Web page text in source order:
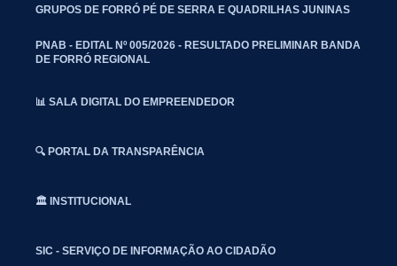
GRUPOS DE FORRÓ PÉ DE SERRA E QUADRILHAS JUNINAS
PNAB - EDITAL Nº 005/2026 - RESULTADO PRELIMINAR BANDA
DE FORRÓ REGIONAL
📊 SALA DIGITAL DO EMPREENDEDOR
🔍 PORTAL DA TRANSPARÊNCIA
🏛️ INSTITUCIONAL
SIC - SERVIÇO DE INFORMAÇÃO AO CIDADÃO